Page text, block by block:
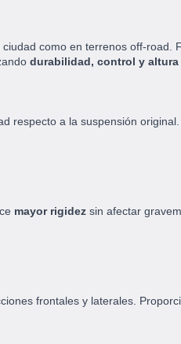
como en terrenos off-road.
durabilidad, control y altura
respecto a la suspensión original.
mayor rigidez sin afectar
frontales y laterales.